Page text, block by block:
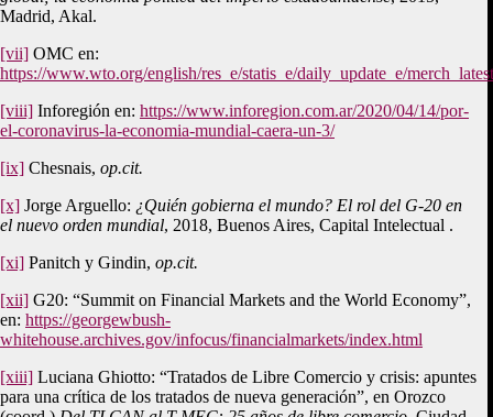
Madrid, Akal.
[vii] OMC en:
https://www.wto.org/english/res_e/statis_e/daily_update_e/
[viii] Inforegión en: https://www.inforegion.com.ar/2020/04/14/por-
el-coronavirus-la-economia-mundial-caera-un-3/
[ix] Chesnais, op.cit.
[x] Jorge Arguello: ¿Quién gobierna el mundo? El rol del G-20 en
el nuevo orden mundial, 2018, Buenos Aires, Capital Intelectual .
[xi] Panitch y Gindin, op.cit.
[xii] G20: “Summit on Financial Markets and the World Economy”,
en: https://georgewbush-
whitehouse.archives.gov/infocus/financialmarkets/index.html
[xiii] Luciana Ghiotto: “Tratados de Libre Comercio y crisis: apuntes
para una crítica de los tratados de nueva generación”, en Orozco